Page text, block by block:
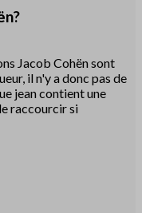
Jacob Cohën sont
il n'y a donc pas de
jean contient une
raccourcir si